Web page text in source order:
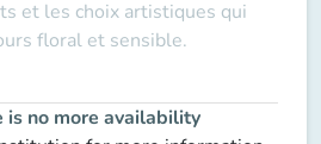
et les choix artistiques qui
floral et sensible.
no more availability